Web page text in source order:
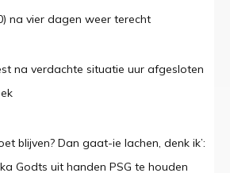
na vier dagen weer terecht
na verdachte situatie uur afgesloten
blijven? Dan gaat-ie lachen, denk ik’:
Godts uit handen PSG te houden